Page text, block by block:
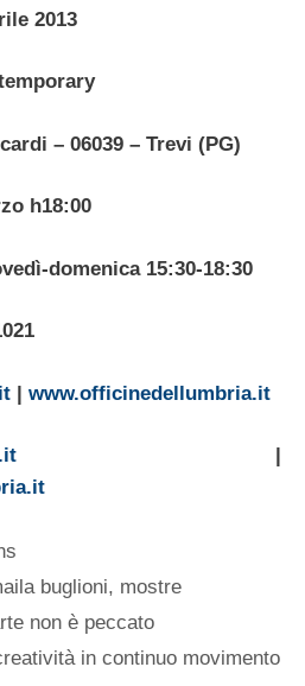
2013
– 06039 – Trevi (PG)
h18:00
domenica 15:30-18:30
| www.officinedellumbria.it
|
buglioni, mostre
non è peccato
in continuo movimento